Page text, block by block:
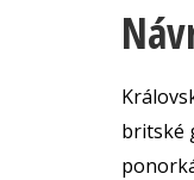
britské